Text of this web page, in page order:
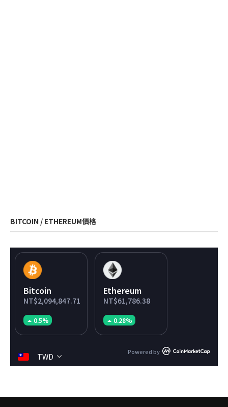
BITCOIN / ETHEREUM價格
Bitcoin
NT$2,094,847.71
0.5%
Ethereum
NT$61,786.38
0.28%
Powered by